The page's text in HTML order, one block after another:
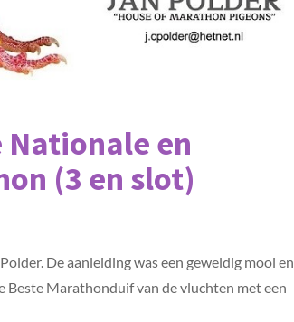
en
(3 en slot)
De aanleiding was een geweldig mooi en
Beste Marathonduif van de vluchten met een